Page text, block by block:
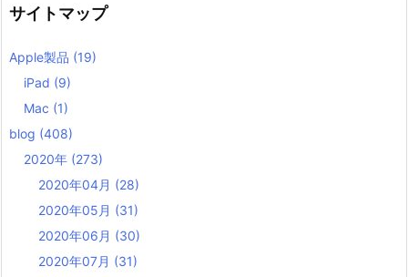
サイトマップ
Apple製品 (19)
iPad (9)
Mac (1)
blog (408)
2020年 (273)
2020年04月 (28)
2020年05月 (31)
2020年06月 (30)
2020年07月 (31)